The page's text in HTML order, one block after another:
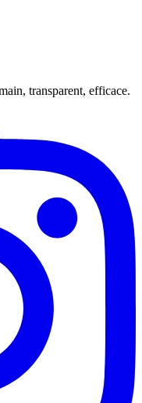
transparent, efficace.